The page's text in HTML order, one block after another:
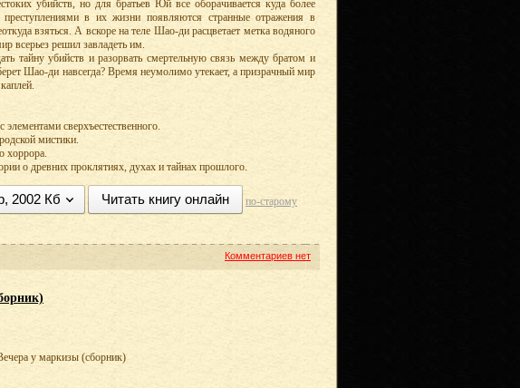
убийств, но для братьев Юй все оборачивается куда более
в их жизни появляются странные отражения в
взяться. А вскоре на теле Шао-ди расцветает метка водяного
всерьез решил завладеть им.
тайну убийств и разорвать смертельную связь между братом и
Шао-ди навсегда? Время неумолимо утекает, а призрачный мир
сверхъестественного.
мистики.
хоррора.
о древних проклятиях, духах и тайнах прошлого.
2002 Кб Читать книгу онлайн по-старому
Комментариев нет
у маркизы (сборник)